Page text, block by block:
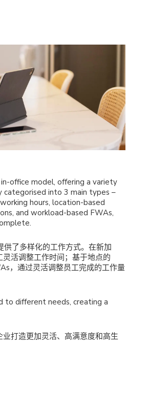
office model, offering a variety
categorised into 3 main types –
hours, location-based
and workload-based FWAs,
了多样化的工作方式。在新加
活调整工作时间；基于地点的
，通过灵活调整员工完成的工作量
to different needs, creating a
打造更加灵活、高满意度和高生